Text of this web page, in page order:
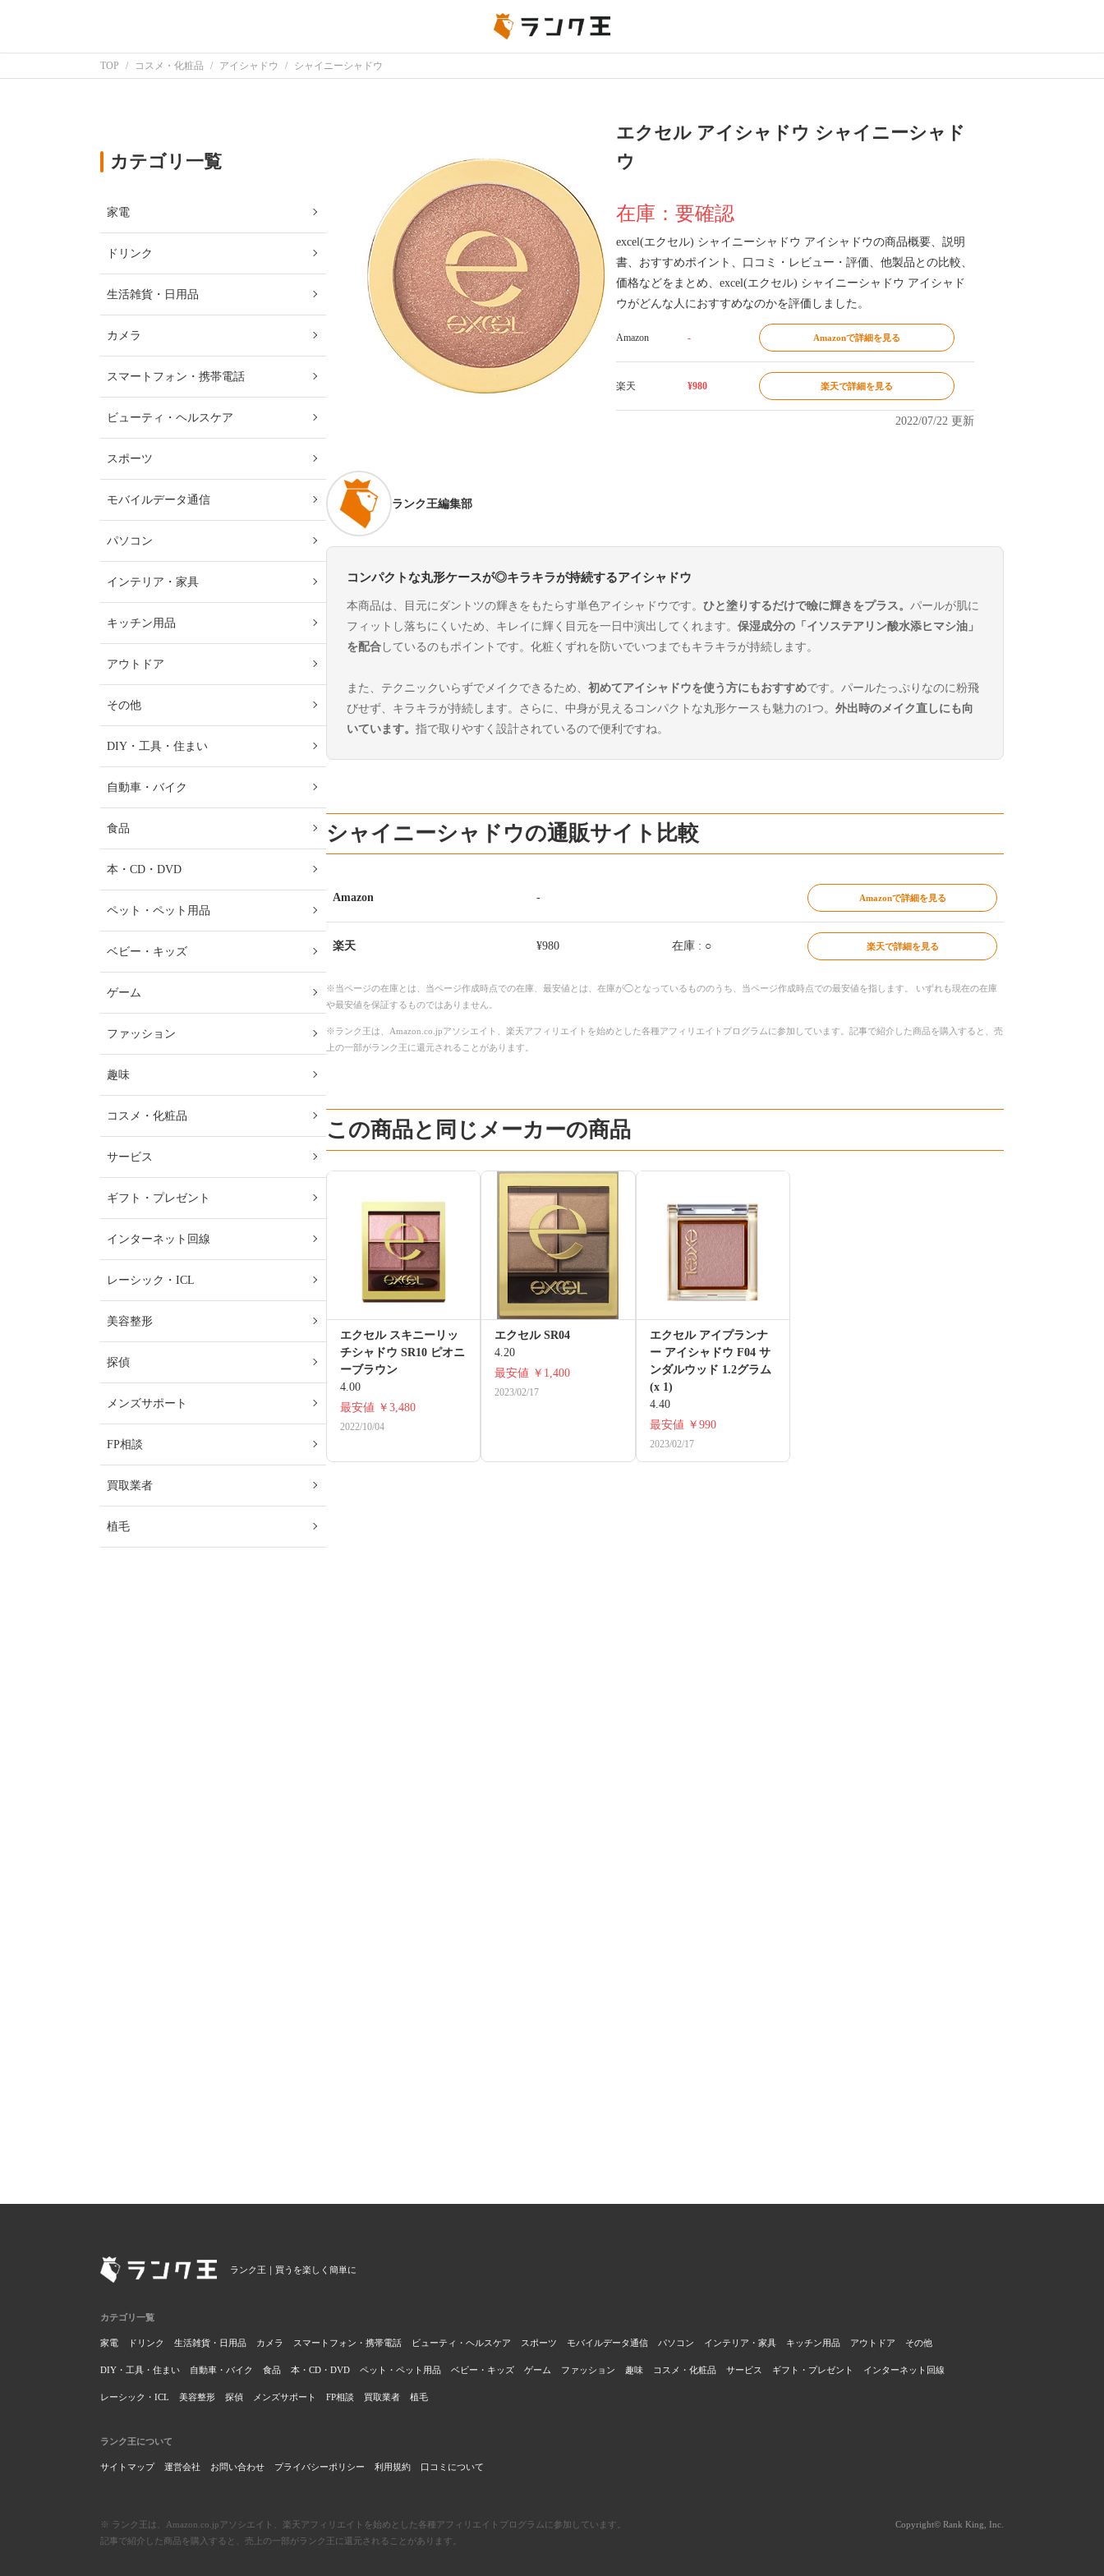
TOP コスメ・化粧品 アイシャドウ シャイニーシャドウ
エクセル アイシャドウ シャイニーシャド
ウ
在庫：要確認
excel(エクセル) シャイニーシャドウ アイシャドウの商品概要、説明
書、おすすめポイント、口コミ・レビュー・評価、他製品との比較、
価格などをまとめ、excel(エクセル) シャイニーシャドウ アイシャド
ウがどんな人におすすめなのかを評価しました。
Amazon - Amazonで詳細を見る
楽天 ¥980 楽天で詳細を見る
2022/07/22 更新
ランク王編集部
コンパクトな丸形ケースが◎キラキラが持続するアイシャドウ
本商品は、目元にダントツの輝きをもたらす単色アイシャドウです。 ひと塗りするだけで瞼に輝きをプラス。 パールが肌に
フィットし落ちにくいため、キレイに輝く目元を一日中演出してくれます。 保湿成分の「イソステアリン酸水添ヒマシ油」
を配合 しているのもポイントです。化粧くずれを防いでいつまでもキラキラが持続します。
また、テクニックいらずでメイクできるため、 初めてアイシャドウを使う方にもおすすめです。パールたっぷりなのに粉飛
びせず、キラキラが持続します。さらに、中身が見えるコンパクトな丸形ケースも魅力の1つ。 外出時のメイク直しにも向
いています。 指で取りやすく設計されているので便利ですね。
シャイニーシャドウの通販サイト比較
Amazon - Amazonで詳細を見る
楽天 ¥980 在庫 : ○ 楽天で詳細を見る
※当ページの在庫とは、当ページ作成時点での在庫、最安値とは、在庫が◯となっているもののうち、当ページ作成時点での最安値を指します。 いずれも現在の在庫
や最安値を保証するものではありません。
※ランク王は、Amazon.co.jpアソシエイト、楽天アフィリエイトを始めとした各種アフィリエイトプログラムに参加しています。記事で紹介した商品を購入すると、売
上の一部がランク王に還元されることがあります。
この商品と同じメーカーの商品
エクセル スキニーリッ
チシャドウ SR10 ピオニ
ーブラウン
4.00
最安値 ￥3,480
2022/10/04
エクセル SR04
4.20
最安値 ￥1,400
2023/02/17
エクセル アイプランナ
ー アイシャドウ F04 サ
ンダルウッド 1.2グラム
(x 1)
4.40
最安値 ￥990
2023/02/17
カテゴリ一覧
家電
ドリンク
生活雑貨・日用品
カメラ
スマートフォン・携帯電話
ビューティ・ヘルスケア
スポーツ
モバイルデータ通信
パソコン
インテリア・家具
キッチン用品
アウトドア
その他
DIY・工具・住まい
自動車・バイク
食品
本・CD・DVD
ペット・ペット用品
ベビー・キッズ
ゲーム
ファッション
趣味
コスメ・化粧品
サービス
ギフト・プレゼント
インターネット回線
レーシック・ICL
美容整形
探偵
メンズサポート
FP相談
買取業者
植毛
ランク王｜買うを楽しく簡単に
カテゴリ一覧
家電 ドリンク 生活雑貨・日用品 カメラ スマートフォン・携帯電話 ビューティ・ヘルスケア スポーツ モバイルデータ通信 パソコン インテリア・家具 キッチン用品 アウトドア その他
DIY・工具・住まい 自動車・バイク 食品 本・CD・DVD ペット・ペット用品 ベビー・キッズ ゲーム ファッション 趣味 コスメ・化粧品 サービス ギフト・プレゼント インターネット回線
レーシック・ICL 美容整形 探偵 メンズサポート FP相談 買取業者 植毛
ランク王について
サイトマップ 運営会社 お問い合わせ プライバシーポリシー 利用規約 口コミについて
※ ランク王は、Amazon.co.jpアソシエイト、楽天アフィリエイトを始めとした各種アフィリエイトプログラムに参加しています。
記事で紹介した商品を購入すると、売上の一部がランク王に還元されることがあります。
Copyright© Rank King, Inc.